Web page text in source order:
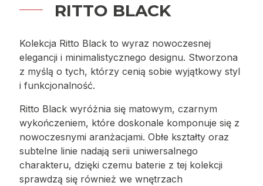
RITTO BLACK
Kolekcja Ritto Black to wyraz nowoczesnej
elegancji i minimalistycznego designu. Stworzona
z myślą o tych, którzy cenią sobie wyjątkowy styl
i funkcjonalność.
Ritto Black wyróżnia się matowym, czarnym
wykończeniem, które doskonale komponuje się z
nowoczesnymi aranżacjami. Obłe kształty oraz
subtelne linie nadają serii uniwersalnego
charakteru, dzięki czemu baterie z tej kolekcji
sprawdzą się również we wnętrzach